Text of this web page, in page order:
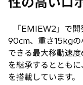
「EMIEW2」で開
90cm、重さ15kgの
できる最大移動速
を継承するととも
を搭載しています。